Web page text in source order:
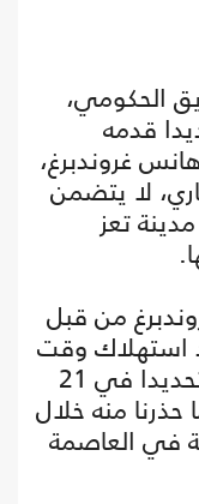
الحكومي،
قدمه
غروندبرغ،
لا يتضمن
تعز
من قبل
استهلاك وقت
كبير من وقت الهدنة الثانية، وتحديدا في 21
منه خلال
في العاصمة